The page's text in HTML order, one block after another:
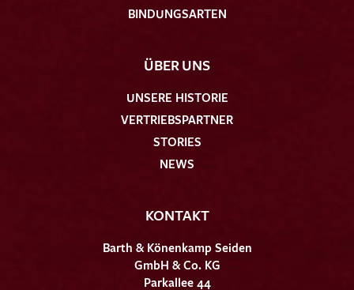
BINDUNGSARTEN
ÜBER UNS
UNSERE HISTORIE
VERTRIEBSPARTNER
STORIES
NEWS
KONTAKT
Barth & Könenkamp Seiden
GmbH & Co. KG
Parkallee 44